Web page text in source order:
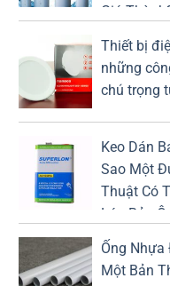
Giá
Thiết bị
những
chú trọng
Keo Dán
Sao Một
Thuật Có
Lớp Bảo
Ống Nhựa
Một Bản